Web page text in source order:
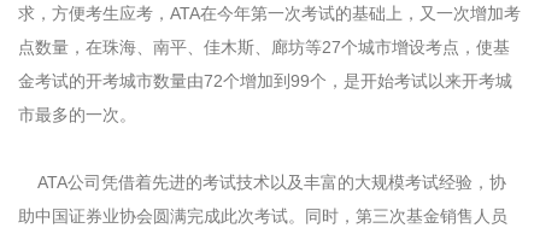
求，方便考生应考， ATA在今年第一次考试的基础上，又一次增加考
点数量，在珠海、南平、佳木斯、廊坊等27个城市增设考点，使基
金考试的开考城市数量由72个增加到 99个，是开始考试以来开考城
市最多的一次。
ATA公司凭借着先进的考试技术以及丰富的大规模考试经验，协
助中国证券业协会圆满完成此次考试。同时，第三次基金销售人员